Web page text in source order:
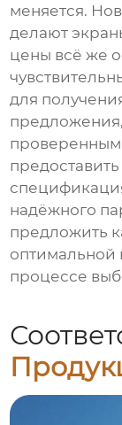
меняется.
делают
цены всё же
для
проверенным
надёжного
предложить
оптимальной
процессе